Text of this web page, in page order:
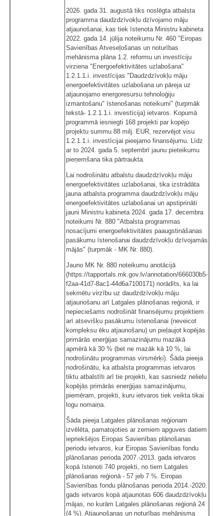
2026. gada 31. augustā tiks noslēgta atbalsta
programma daudzdzīvokļu dzīvojamo māju
atjaunošanai, kas tiek īstenota Ministru kabineta
2022. gada 14. jūlija noteikumu Nr. 460 "Eiropas
Savienības Atveseļošanas un noturības
mehānisma plāna 1.2. reformu un investīciju
virziena "Energoefektivitātes uzlabošana"
1.2.1.1.i. investīcijas "Daudzdzīvokļu māju
energoefektivitātes uzlabošana un pāreja uz
atjaunojamo energoresursu tehnoloģiju
izmantošanu" īstenošanas noteikumi" (turpmāk
tekstā- 1.2.1.1.i. investīcija) ietvaros. Kopumā
programmā iesniegti 168 projekti par kopējo
projektu summu 88 milj. EUR, rezervējot visu
1.2.1.1.i. investīcijai pieejamo finansējumu. Līdz
ar to 2024. gada 5. septembrī jaunu pieteikumu
pieņemšana tika pārtraukta.
Lai nodrošinātu atbalstu daudzdzīvokļu māju
energoefektivitātes uzlabošanai, tika izstrādāta
jauna atbalsta programma daudzdzīvokļu māju
energoefektivitātes uzlabošanai un apstiprināti
jauni Ministru kabineta 2024. gada 17. decembra
noteikumi Nr. 880 "Atbalsta programmas
nosacījumi energoefektivitātes paaugstināšanas
pasākumu īstenošanai daudzdzīvokļu dzīvojamās
mājās" (turpmāk - MK Nr. 880).
Jauno MK Nr. 880 noteikumu anotācijā
(https://tapportals.mk.gov.lv/annotation/666030b5-
f2aa-41d7-8ac1-44d6a7100171) norādīts, ka lai
sekmētu virzību uz daudzdzīvokļu māju
atjaunošanu arī Latgales plānošanas reģionā, ir
nepieciešams nodrošināt finansējumu projektiem
arī atsevišķu pasākumu īstenošanai (neveicot
kompleksu ēku atjaunošanu) un pieļaujot kopējās
primārās enerģijas samazinājumu mazākā
apmērā kā 30 % (bet ne mazāk kā 10 %, lai
nodrošinātu programmas virsmērķi). Šāda pieeja
nodrošinātu, ka atbalsta programmas ietvaros
tiktu atbalstīti arī tie projekti, kas sasniedz nelielu
kopējās primārās enerģijas samazinājumu,
piemēram, projekti, kuru ietvaros tiek veikta tikai
logu nomaiņa.
Šāda pieeja Latgales plānošanas reģionam
izvēlēta, pamatojoties ar zemiem apguves datiem
iepriekšējos Eiropas Savienības plānošanas
periodu ietvaros, kur Eiropas Savienības fondu
plānošanas perioda 2007.-2013. gada ietvaros
kopā īstenoti 740 projekti, no tiem Latgales
plānošanas reģionā - 57 jeb 7 %. Eiropas
Savienības fondu plānošanas perioda 2014.-2020.
gads ietvaros kopā atjaunotas 606 daudzdzīvokļu
mājas, no kurām Latgales plānošanas reģionā 24
(4 %). Atjaunošanas un noturības mehānisma